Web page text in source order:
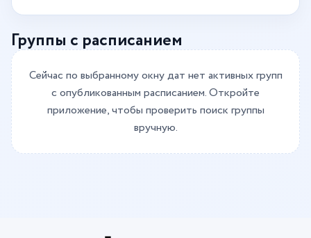
Группы с расписанием
Сейчас по выбранному окну дат нет активных групп
с опубликованным расписанием. Откройте
приложение, чтобы проверить поиск группы
вручную.